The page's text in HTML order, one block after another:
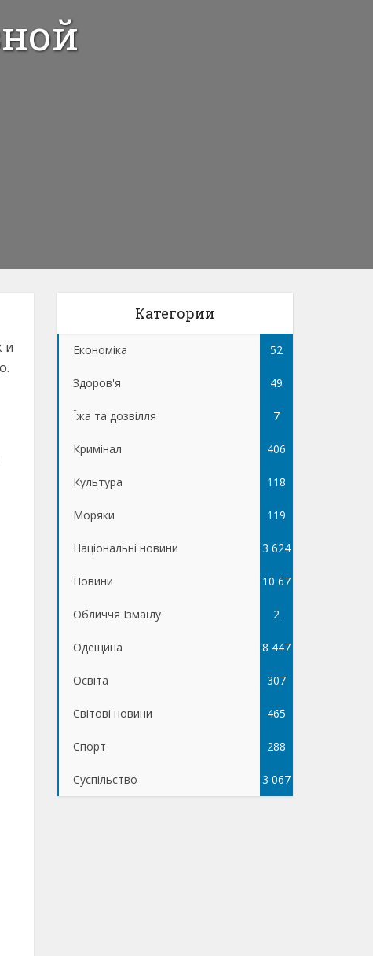
и
Категории
Економіка 52
Здоров'я 49
Їжа та дозвілля 7
Кримінал 406
Культура 118
Моряки 119
Національні новини 3 624
Новини 10 67
5
Обличчя Ізмаїлу 2
Одещина 8 447
Освіта 307
Світові новини 465
Спорт 288
Суспільство 3 067